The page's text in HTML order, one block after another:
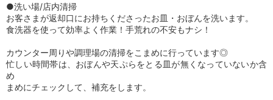
●洗い場/店内清掃
お客さまが返却口にお持ちくださったお皿・おぼんを洗います。
食洗器を使って効率よく作業！手荒れの不安もナシ！
カウンター周りや調理場の清掃をこまめに行っています◎
忙しい時間帯は、おぼんや天ぷらをとる皿が無くなっていないか含
め
まめにチェックして、補充をします。